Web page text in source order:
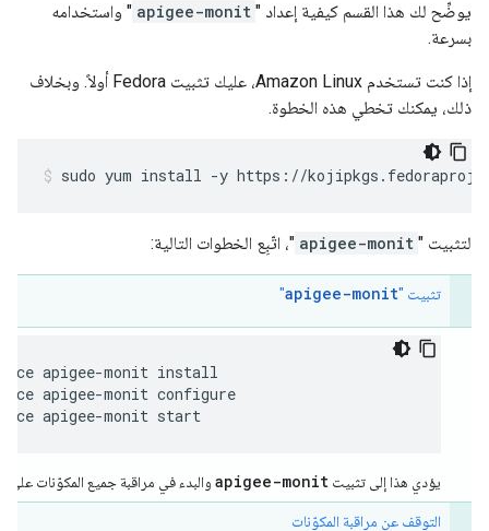
يوضِّح لك هذا القسم كيفية إعداد " apigee-monit " واستخدامه
بسرعة.
إذا كنت تستخدم Amazon Linux، عليك تثبيت Fedora أولاً. وبخلاف
ذلك، يمكنك تخطي هذه الخطوة.
sudo yum install -y https://
لتثبيت " apigee-monit "، اتّبِع الخطوات التالية:
تثبيت "apigee-monit
"
apigee-monit configure
apigee-monit start
يؤدي هذا إلى تثبيت apigee-monit والبدء في مراقبة جميع المكوّنات على
التوقف عن مراقبة المكوّنات